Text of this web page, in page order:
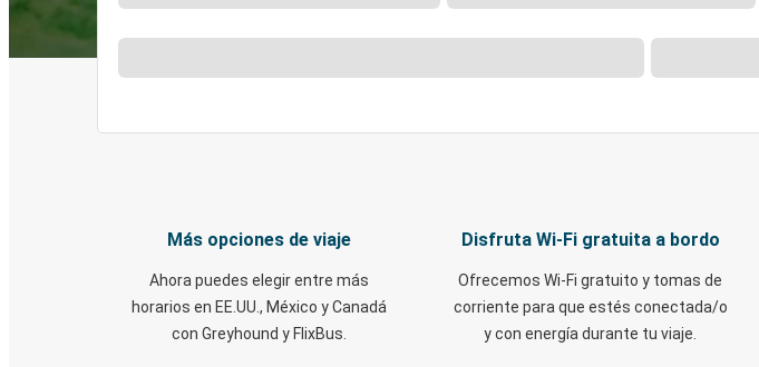
Más opciones de viaje
Ahora puedes elegir entre más
horarios en EE.UU., México y Canadá
con Greyhound y FlixBus.
Disfruta Wi-Fi gratuita a bordo
Ofrecemos Wi-Fi gratuito y tomas de
corriente para que estés conectada/o
y con energía durante tu viaje.